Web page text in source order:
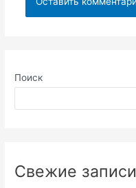
Поиск
Свежие записи